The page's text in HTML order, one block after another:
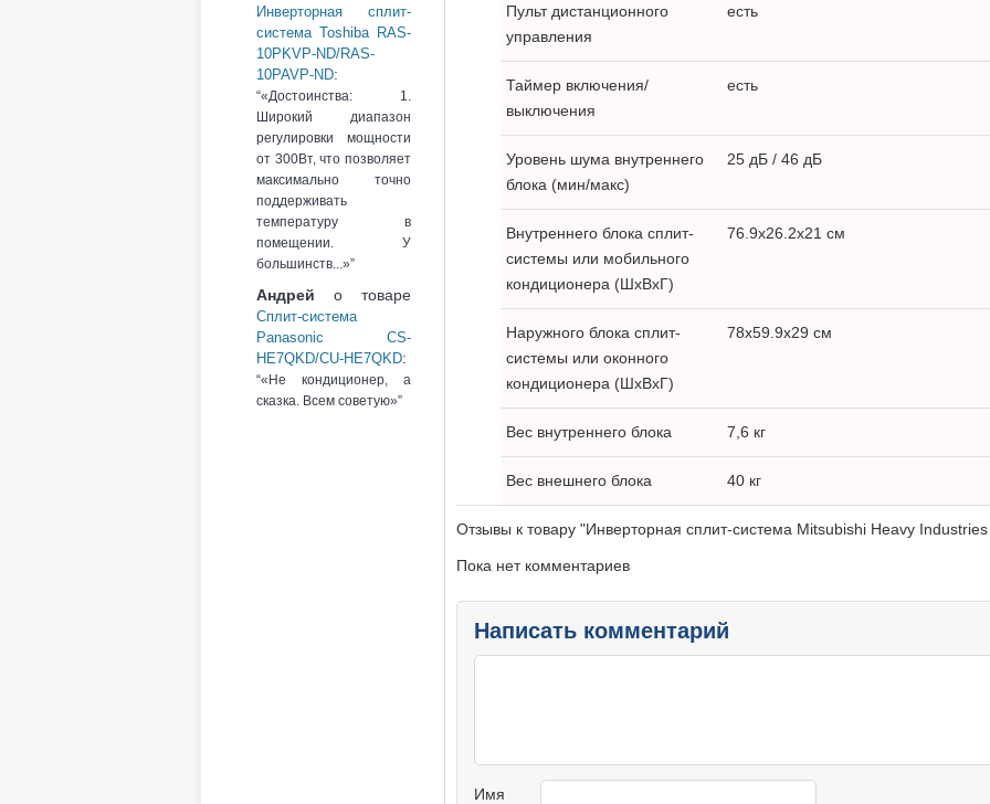
Инверторная сплит-
система Toshiba RAS-
10PKVP-ND/RAS-
10PAVP-ND:
«Достоинства: 1.
Широкий диапазон
регулировки мощности
от 300Вт, что позволяет
максимально точно
поддерживать
температуру в
помещении. У
большинств...»
Андрей о товаре
Сплит-система
Panasonic CS-
HE7QKD/CU-HE7QKD:
«Не кондиционер, а
сказка. Всем советую»
Пульт дистанционного
управления
есть
Таймер включения/
выключения
есть
Уровень шума внутреннего
блока (мин/макс)
25 дБ / 46 дБ
Внутреннего блока сплит-
системы или мобильного
кондиционера (ШxВxГ)
76.9x26.2x21 см
Наружного блока сплит-
системы или оконного
кондиционера (ШxВxГ)
78x59.9x29 см
Вес внутреннего блока 7,6 кг
Вес внешнего блока 40 кг
Отзывы к товару "Инверторная сплит-система Mitsubishi Heavy
Пока нет комментариев
Написать комментарий
Имя